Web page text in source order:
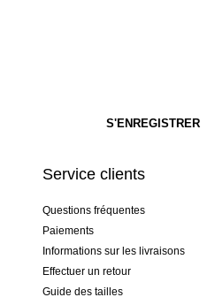
Service clients
Questions fréquentes
Paiements
Informations sur les livraisons
Effectuer un retour
Guide des tailles